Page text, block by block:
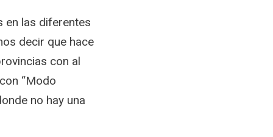
en las diferentes
decir que hace
con al
“Modo
no hay una